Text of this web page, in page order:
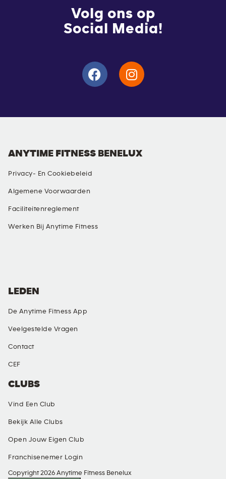
Volg ons op
Social Media!
ANYTIME FITNESS BENELUX
Privacy- En Cookiebeleid
Algemene Voorwaarden
Faciliteitenreglement
Werken Bij Anytime Fitness
CLUBS
Vind Een Club
Bekijk Alle Clubs
Open Jouw Eigen Club
Franchisenemer Login
LEDEN
De Anytime Fitness App
Veelgestelde Vragen
Contact
CEF
Copyright 2026 Anytime Fitness Benelux